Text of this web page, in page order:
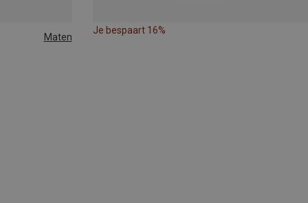
Maten
Je bespaart 16%